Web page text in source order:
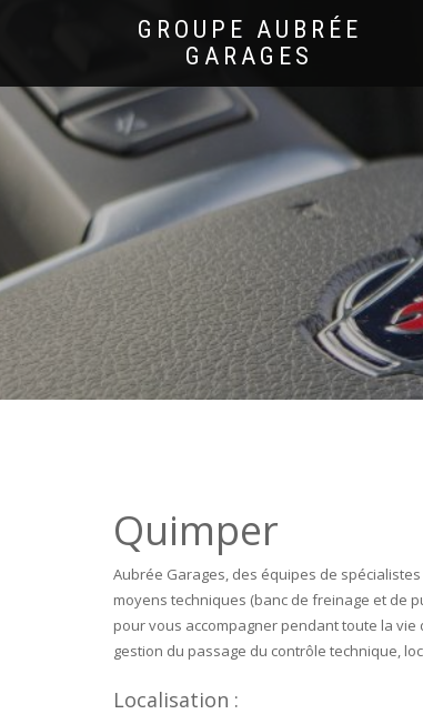
GROUPE AUBRÉE
GARAGES
Quimper
Aubrée Garages, des équipes de
moyens techniques (banc de freinage et de
pour vous accompagner pendant toute la
gestion du passage du contrôle technique,
Localisation :